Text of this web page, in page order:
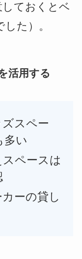
ておくとベ
た）。
活用する
スペー
多い
ペースは
ーの貸し